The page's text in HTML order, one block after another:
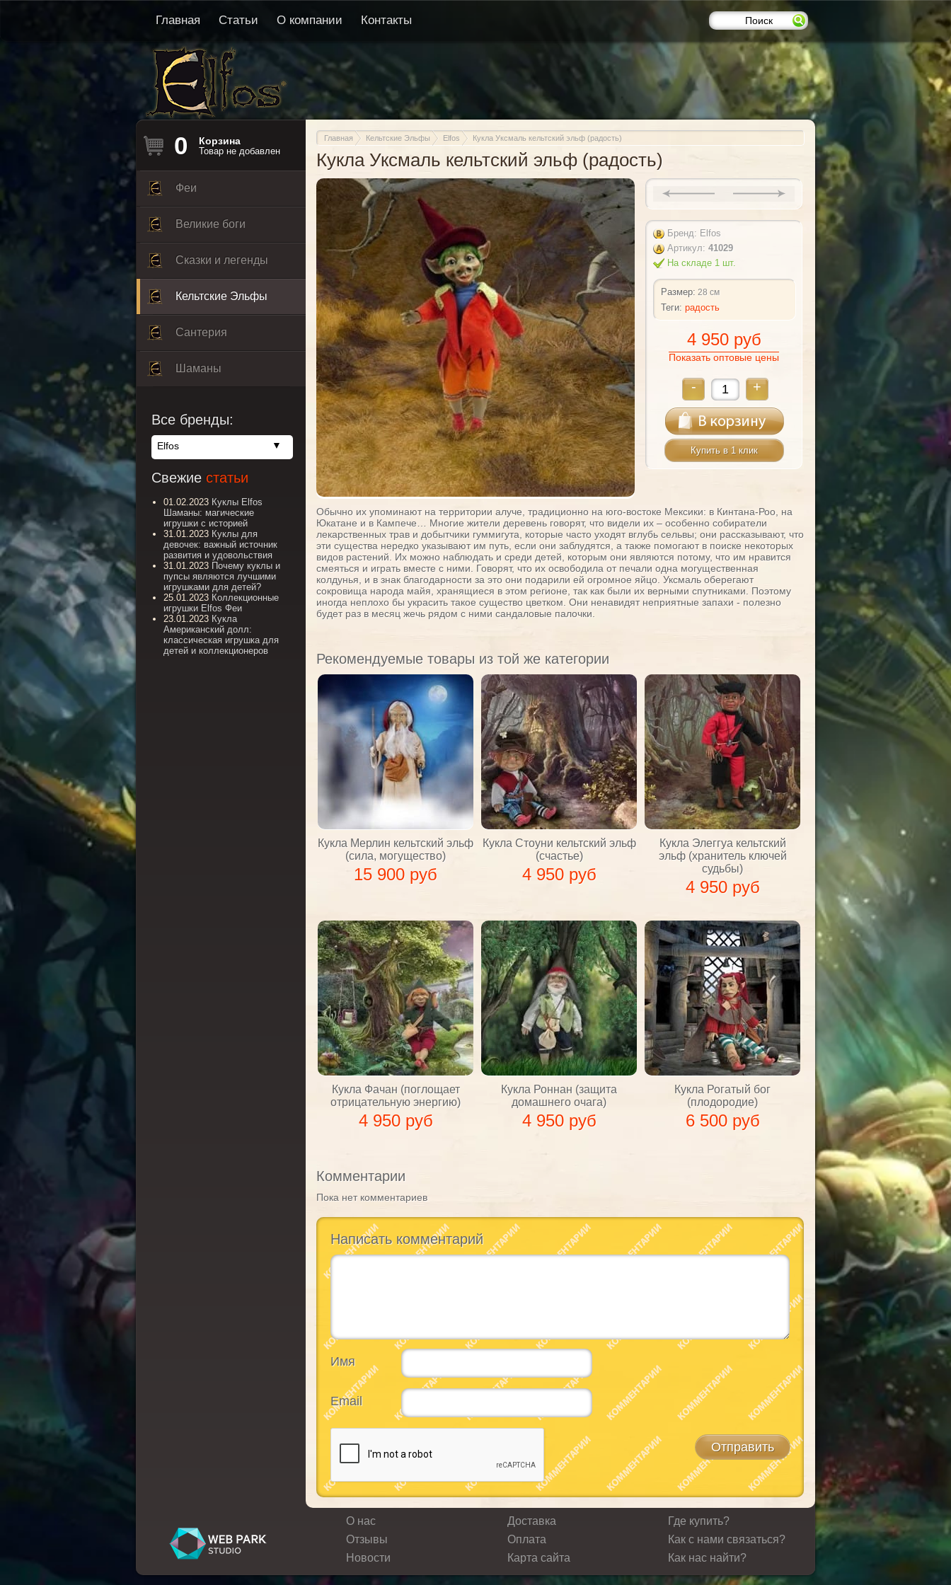
Главная Статьи О компании Контакты
Главная Кельтские Эльфы Elfos Кукла Уксмаль кельтский эльф (радость)
Кукла Уксмаль кельтский эльф (радость)
Бренд: Elfos
Артикул: 41029
На складе 1 шт.
Размер: 28 см
Теги: радость
4 950 руб
Показать оптовые цены
- +
Купить в 1 клик
Обычно их упоминают на территории алуче, традиционно на юго-востоке Мексики: в Кинтана-Роо, на
Юкатане и в Кампече… Многие жители деревень говорят, что видели их – особенно собиратели
лекарственных трав и добытчики гуммигута, которые часто уходят вглубь сельвы; они рассказывают, что
эти существа нередко указывают им путь, если они заблудятся, а также помогают в поиске некоторых
видов растений. Их можно наблюдать и среди детей, которым они являются потому, что им нравится
смеяться и играть вместе с ними. Говорят, что их освободила от печали одна могущественная
колдунья, и в знак благодарности за это они подарили ей огромное яйцо. Уксмаль оберегают
сокровища народа майя, хранящиеся в этом регионе, так как были их верными спутниками. Поэтому
иногда неплохо бы украсить такое существо цветком. Они ненавидят неприятные запахи - полезно
будет раз в месяц жечь рядом с ними сандаловые палочки.
Рекомендуемые товары из той же категории
Кукла Мерлин кельтский эльф
(сила, могущество)
15 900 руб
Кукла Стоуни кельтский эльф
(счастье)
4 950 руб
Кукла Элеггуа кельтский
эльф (хранитель ключей
судьбы)
4 950 руб
Кукла Фачан (поглощает
отрицательную энергию)
4 950 руб
Кукла Роннан (защита
домашнего очага)
4 950 руб
Кукла Рогатый бог
(плодородие)
6 500 руб
Комментарии
Пока нет комментариев
Написать комментарий
Имя
Email
Корзина
0 Товар не добавлен
Феи
Великие боги
Сказки и легенды
Кельтские Эльфы
Сантерия
Шаманы
Все бренды:
Elfos
Свежие статьи
01.02.2023 Куклы Elfos
Шаманы: магические
игрушки с историей
31.01.2023 Куклы для
девочек: важный источник
развития и удовольствия
31.01.2023 Почему куклы и
пупсы являются лучшими
игрушками для детей?
25.01.2023 Коллекционные
игрушки Elfos Феи
23.01.2023 Кукла
Американский долл:
классическая игрушка для
детей и коллекционеров
О нас
Отзывы
Новости
Доставка
Оплата
Карта сайта
Где купить?
Как с нами связаться?
Как нас найти?